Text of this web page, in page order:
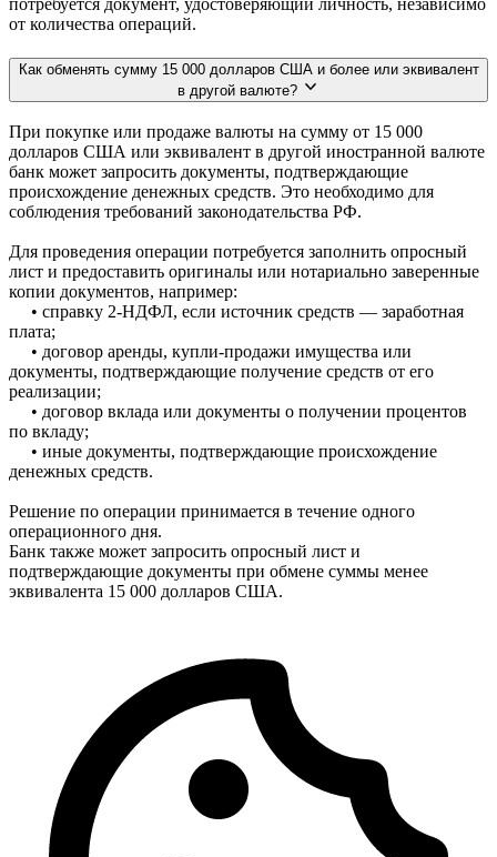
потребуется документ, удостоверяющий личность, независимо
от количества операций.
Как обменять сумму 15 000 долларов США и более или эквивалент
в другой валюте?
При покупке или продаже валюты на сумму от 15 000
долларов США или эквивалент в другой иностранной валюте
банк может запросить документы, подтверждающие
происхождение денежных средств. Это необходимо для
соблюдения требований законодательства РФ.
Для проведения операции потребуется заполнить опросный
лист и предоставить оригиналы или нотариально заверенные
копии документов, например:
• справку 2-НДФЛ, если источник средств — заработная
плата;
• договор аренды, купли-продажи имущества или
документы, подтверждающие получение средств от его
реализации;
• договор вклада или документы о получении процентов
по вкладу;
• иные документы, подтверждающие происхождение
денежных средств.
Решение по операции принимается в течение одного
операционного дня.
Банк также может запросить опросный лист и
подтверждающие документы при обмене суммы менее
эквивалента 15 000 долларов США.